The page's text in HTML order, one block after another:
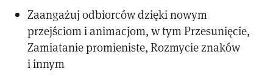
Zaangażuj odbiorców dzięki nowym
przejściom i animacjom, w tym Przesunięcie,
Zamiatanie promieniste, Rozmycie znaków
i innym